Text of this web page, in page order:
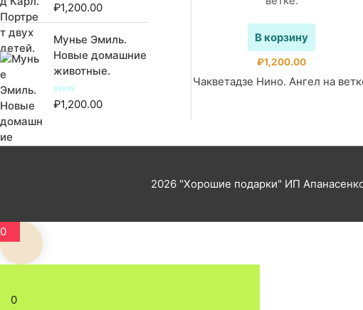
О
н
к
а
0
з
5
₽1,200.00
Мунье Эмиль.
Новые домашние
животные.
О
к
₽1,200.00
В корзину
₽1,200.00
Чакветадзе Нино. Ангел на
2026 "Хорошие подарки" ИП
0
0